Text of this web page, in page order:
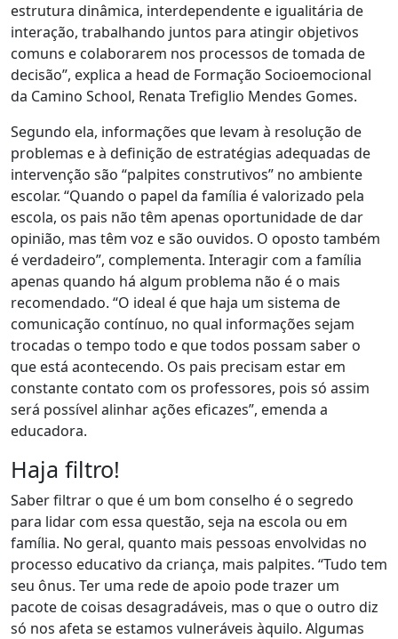
estrutura dinâmica, interdependente e igualitária de
interação, trabalhando juntos para atingir objetivos
comuns e colaborarem nos processos de tomada de
decisão”, explica a head de Formação Socioemocional
da Camino School, Renata Trefiglio Mendes Gomes.
Segundo ela, informações que levam à resolução de
problemas e à definição de estratégias adequadas de
intervenção são “palpites construtivos” no ambiente
escolar. “Quando o papel da família é valorizado pela
escola, os pais não têm apenas oportunidade de dar
opinião, mas têm voz e são ouvidos. O oposto também
é verdadeiro”, complementa. Interagir com a família
apenas quando há algum problema não é o mais
recomendado. “O ideal é que haja um sistema de
comunicação contínuo, no qual informações sejam
trocadas o tempo todo e que todos possam saber o
que está acontecendo. Os pais precisam estar em
constante contato com os professores, pois só assim
será possível alinhar ações eficazes”, emenda a
educadora.
Haja filtro!
Saber filtrar o que é um bom conselho é o segredo
para lidar com essa questão, seja na escola ou em
família. No geral, quanto mais pessoas envolvidas no
processo educativo da criança, mais palpites. “Tudo tem
seu ônus. Ter uma rede de apoio pode trazer um
pacote de coisas desagradáveis, mas o que o outro diz
só nos afeta se estamos vulneráveis àquilo. Algumas